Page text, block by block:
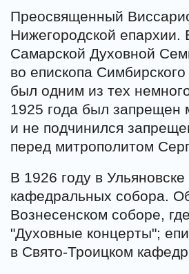
Преосвященный
Нижегородской епархии.
Самарской Духовной
во епископа
был одним из тех
1925 года был запрещен
и не подчинился
перед митрополитом
В 1926 году в
кафедральных собора.
Вознесенском соборе,
"Духовные концерты";
в Свято-Троицком